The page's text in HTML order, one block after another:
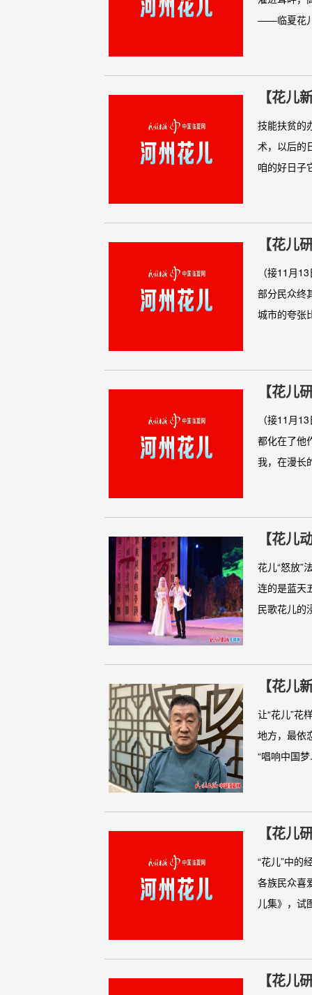
——临夏花
【花儿
技能扶贫的
术，以后的
咱的好日子
【花儿
（接11月
部分民众终
城市的夸张
【花儿
（接11月
都化在了他
我，在漫长
【花儿
花儿“怒放”
连的是蓝天
民歌花儿的
【花儿
让“花儿”花
地方，最依
“唱响中国
【花儿
“花儿”中的
各族民众喜
儿集》，试
【花儿